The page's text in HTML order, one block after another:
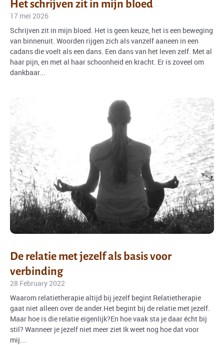
Het schrijven zit in mijn bloed
17 mei 2026
Schrijven zit in mijn bloed. Het is geen keuze, het is een beweging
van binnenuit. Woorden rijgen zich als vanzelf aaneen in een
cadans die voelt als een dans. Een dans van het leven zelf. Met al
haar pijn, en met al haar schoonheid en kracht. Er is zoveel om
dankbaar...
De relatie met jezelf als basis voor
verbinding
28 February 2022
Waarom relatietherapie altijd bij jezelf begint Relatietherapie
gaat niet alleen over de ander.Het begint bij de relatie met jezelf.
Maar hoe is die relatie eigenlijk?En hoe vaak sta je daar écht bij
stil? Wanneer je jezelf niet meer ziet Ik weet nog hoe dat voor
mij...